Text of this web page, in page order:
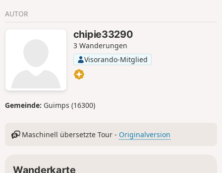
AUTOR
chipie33290
3 Wanderungen
Visorando-Mitglied
Gemeinde: Guimps (16300)
Maschinell übersetzte Tour - Originalversion
Wanderkarte